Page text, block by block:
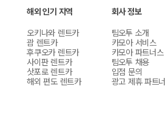
해외 인기 지역
오키나와 렌트카
괌 렌트카
후쿠오카 렌트카
사이판 렌트카
삿포로 렌트카
해외 편도 렌트카
회사 정보
팀오투 소개
카모아 서비스
카모아 파트너스
팀오투 채용
입점 문의
광고 제휴 파트너